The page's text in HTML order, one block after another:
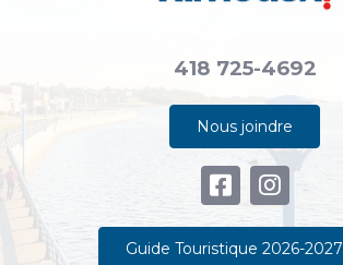
418 725-4692
Nous joindre
Guide Touristique 2026-2027